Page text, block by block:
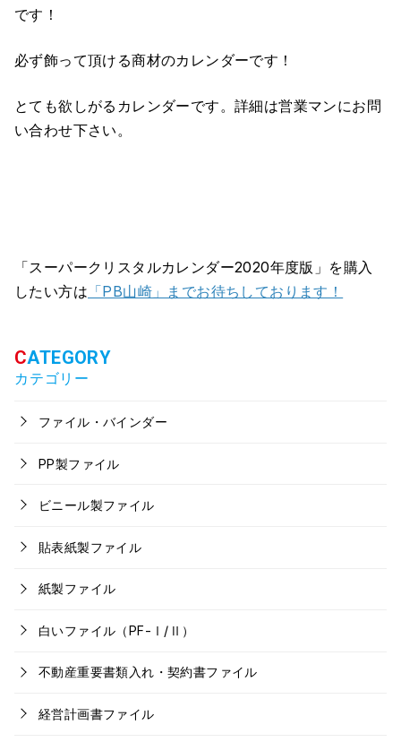
です！
必ず飾って頂ける商材のカレンダーです！
とても欲しがるカレンダーです。詳細は営業マンにお問
い合わせ下さい。
「スーパークリスタルカレンダー2020年度版」を購入
したい方は 「PB山崎」までお待ちしております！
カテゴリー
ファイル・バインダー
PP製ファイル
ビニール製ファイル
貼表紙製ファイル
紙製ファイル
白いファイル（PF-Ⅰ/Ⅱ）
不動産重要書類入れ・契約書ファイル
経営計画書ファイル